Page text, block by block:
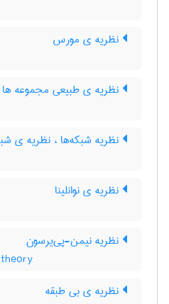
نظریه ی مورس
نظریه ی طبیعی مجموعه ها
نظریه شبکه‌ها ، نظریه ی
نظریه ی نوانلینا
نظریه نیمن-پی‌یرسون
نظریه ی بی طبقه